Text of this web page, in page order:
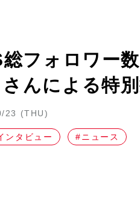
境
ト
と就職サポート
フォロワー
んによる特
23 (THU)
ンタビュー #ニュース